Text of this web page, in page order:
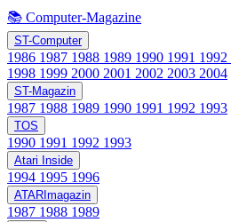
📚 Computer-Magazine
ST-Computer
1986 1987 1988 1989 1990 1991 1992
1998 1999 2000 2001 2002 2003 2004
ST-Magazin
1987 1988 1989 1990 1991 1992 1993
TOS
1990 1991 1992 1993
Atari Inside
1994 1995 1996
ATARImagazin
1987 1988 1989